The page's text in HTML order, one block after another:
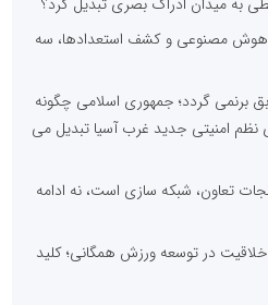
هدف
بستر اینترنت
ها
ها برای روابط عمومی ها و